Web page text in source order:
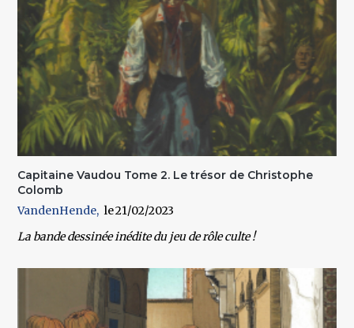
Capitaine Vaudou Tome 2. Le trésor de Christophe
Colomb
VandenHende
21/02/2023
La bande dessinée inédite du jeu de rôle culte !